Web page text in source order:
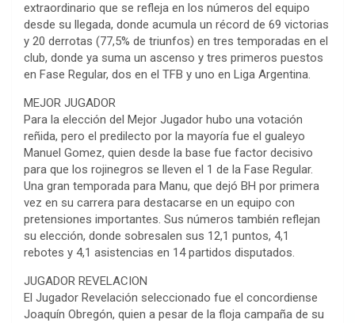
extraordinario que se refleja en los números del equipo
desde su llegada, donde acumula un récord de 69 victorias
y 20 derrotas (77,5% de triunfos) en tres temporadas en el
club, donde ya suma un ascenso y tres primeros puestos
en Fase Regular, dos en el TFB y uno en Liga Argentina.
MEJOR JUGADOR
Para la elección del Mejor Jugador hubo una votación
reñida, pero el predilecto por la mayoría fue el gualeyo
Manuel Gomez, quien desde la base fue factor decisivo
para que los rojinegros se lleven el 1 de la Fase Regular.
Una gran temporada para Manu, que dejó BH por primera
vez en su carrera para destacarse en un equipo con
pretensiones importantes. Sus números también reflejan
su elección, donde sobresalen sus 12,1 puntos, 4,1
rebotes y 4,1 asistencias en 14 partidos disputados.
JUGADOR REVELACION
El Jugador Revelación seleccionado fue el concordiense
Joaquín Obregón, quien a pesar de la floja campaña de su